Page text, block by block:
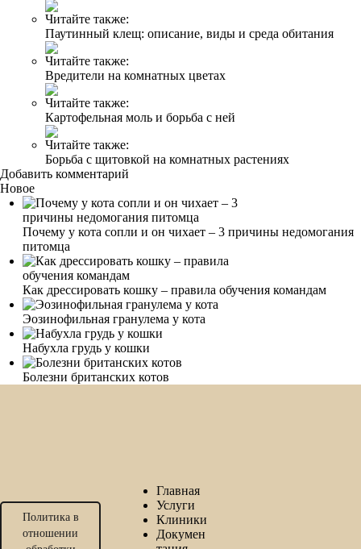
Читайте также:
Паутинный клещ: описание, виды и среда обитания
Читайте также:
Вредители на комнатных цветах
Читайте также:
Картофельная моль и борьба с ней
Читайте также:
Борьба с щитовкой на комнатных растениях
Добавить комментарий
Новое
Почему у кота сопли и он чихает – 3 причины недомогания
питомца
Как дрессировать кошку – правила обучения командам
Эозинофильная гранулема у кота
Набухла грудь у кошки
Болезни британских котов
Политика в
отношении
Главная
Услуги
Клиники
Докумен